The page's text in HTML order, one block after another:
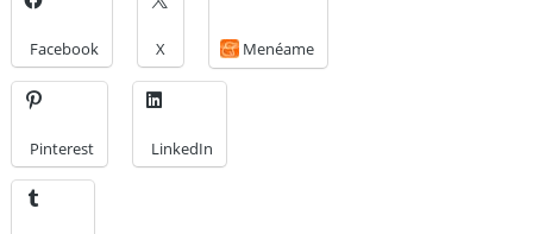
Facebook X Menéame
Pinterest LinkedIn